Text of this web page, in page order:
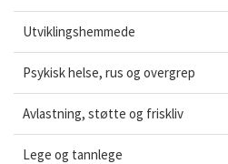
Utviklingshemmede
Psykisk helse, rus og overgrep
Avlastning, støtte og friskliv
Lege og tannlege